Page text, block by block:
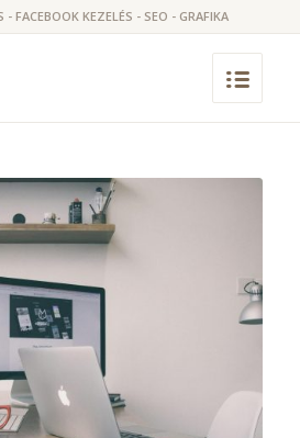
- FACEBOOK KEZELÉS - SEO - GRAFIKA